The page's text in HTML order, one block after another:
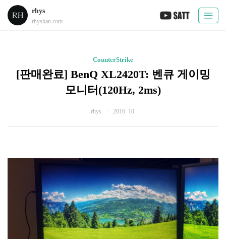
rhys
rhyshan.com
CounterStrike
[판매완료] BenQ XL2420T: 벤큐 게이밍
모니터(120Hz, 2ms)
rhys 2016. 10.